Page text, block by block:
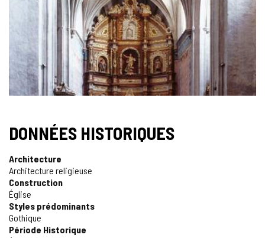
DONNÉES HISTORIQUES
Architecture
Architecture religieuse
Construction
Église
Styles prédominants
Gothique
Période Historique